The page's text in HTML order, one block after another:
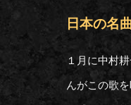
日本の名
１月に中村
んがこの歌